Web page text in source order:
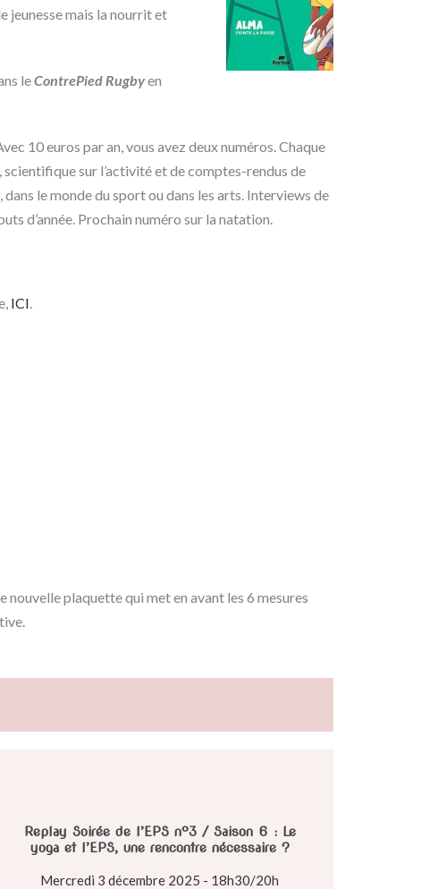
jeunesse mais la nourrit et
leContrePied Rugbyen
10 euros par an, vous avez deux numéros. Chaque
sur l’activité et de comptes-rendus de
le monde du sport ou dans les arts. Interviews de
d’année. Prochain numéro sur la natation.
ICI.
nouvelle plaquette qui met en avant les 6 mesures
Replay Soirée de l’EPS n°3 / Saison 6 : Le
yoga et l’EPS, une rencontre nécessaire ?
Mercredi 3 décembre 2025 - 18h30/20h